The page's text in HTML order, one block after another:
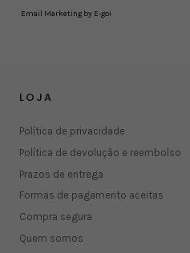
Email Marketing by E-goi
LOJA
Política de privacidade
Política de devolução e reembolso
Prazos de entrega
Formas de pagamento aceitas
Compra segura
Quem somos